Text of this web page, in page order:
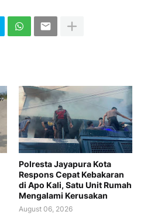
Polresta Jayapura Kota
Respons Cepat Kebakaran
di Apo Kali, Satu Unit Rumah
Mengalami Kerusakan
August 06, 2026